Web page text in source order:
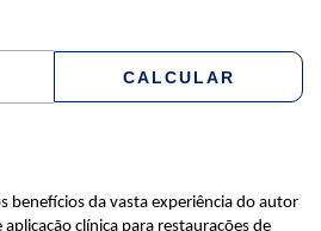
CALCULAR
benefícios da vasta experiência do autor
clínica para restaurações de